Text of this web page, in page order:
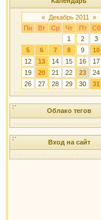
« Декабрь 2011
»
Пн
Вт Ср Чт Пт Сб
1
2 3
5
6 7 8 9 10
12
13 14 15 16 17
19
20 21 22 23 24
26
27 28 29 30 31
Облако тегов
Вход на сайт